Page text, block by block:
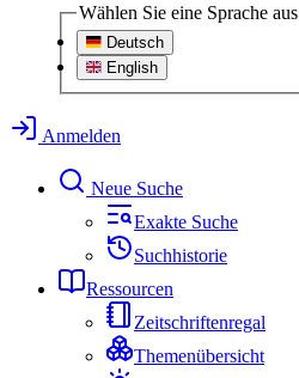
Wählen Sie eine Sprache aus
Deutsch
English
Anmelden
Neue Suche
Exakte Suche
Suchhistorie
Ressourcen
Zeitschriftenregal
Themenübersicht